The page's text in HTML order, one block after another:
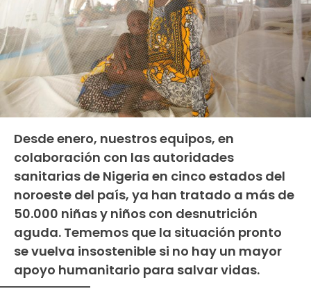
Desde enero, nuestros equipos, en
colaboración con las autoridades
sanitarias de Nigeria en cinco estados del
noroeste del país, ya han tratado a más de
50.000 niñas y niños con desnutrición
aguda. Tememos que la situación pronto
se vuelva insostenible si no hay un mayor
apoyo humanitario para salvar vidas.